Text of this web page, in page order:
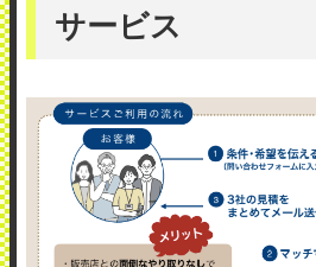
サービス